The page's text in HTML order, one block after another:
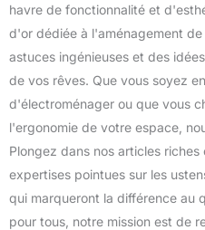
havre de fonctionnalité et
d'or dédiée à l'aménagement
astuces ingénieuses et des
de vos rêves. Que vous soyez
d'électroménager ou que vous
l'ergonomie de votre espace,
Plongez dans nos articles
expertises pointues sur les
qui marqueront la différence au
pour tous, notre mission est de